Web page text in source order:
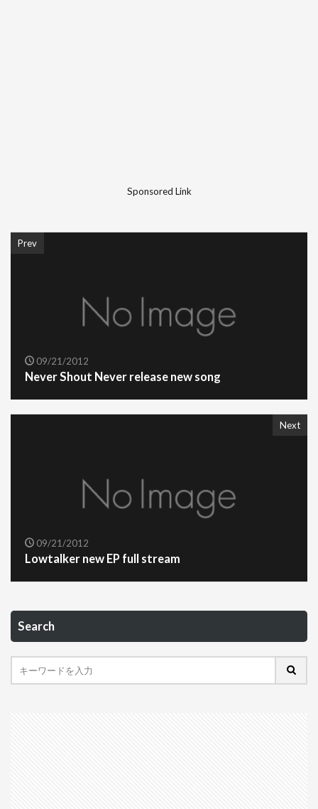
Sponsored Link
Prev
09/21/2012
Never Shout Never release new song
Next
09/21/2012
Lowtalker new EP full stream
Search